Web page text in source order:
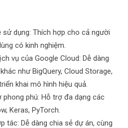
sử dụng: Thích hợp cho cả người
có kinh nghiệm.
vụ của Google Cloud: Dễ dàng
như BigQuery, Cloud Storage,
khai mô hình hiệu quả.
phong phú: Hỗ trợ đa dạng các
Keras, PyTorch.
tác: Dễ dàng chia sẻ dự án, cùng